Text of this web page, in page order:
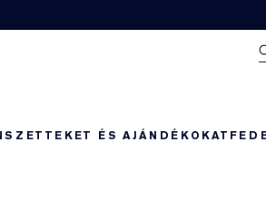
SZETTEKET ÉS AJÁNDÉKOKAT